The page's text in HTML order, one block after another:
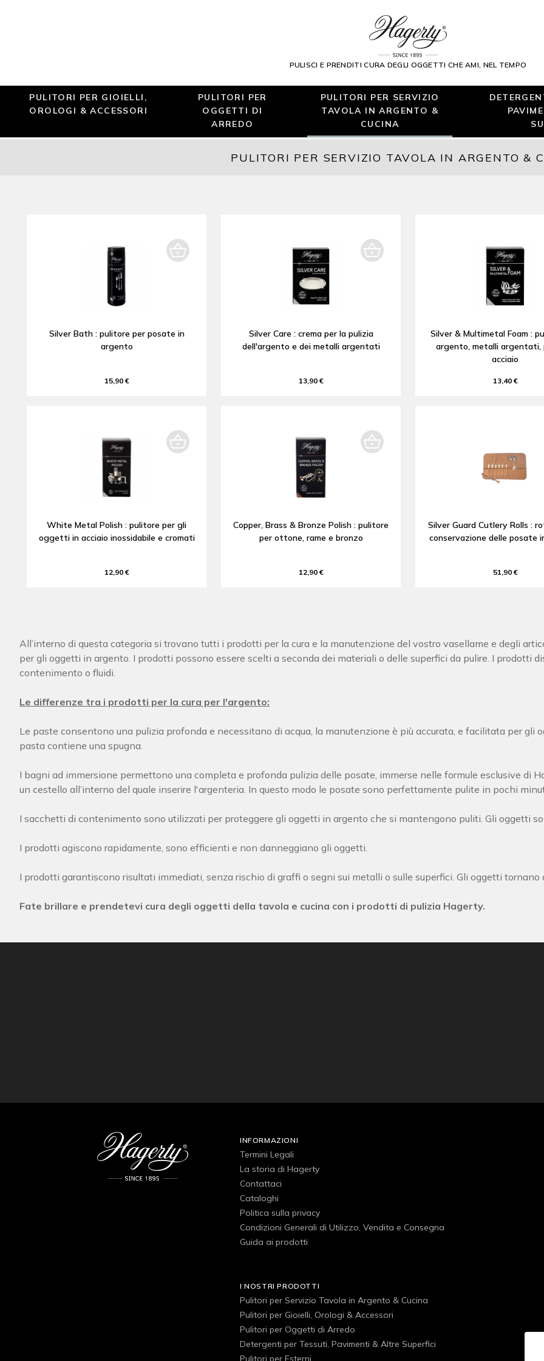
PULISCI E PRENDITI CURA DEGLI OGGETTI CHE AMI, NEL TEMPO
PULITORI PER GIOIELLI,
OROLOGI & ACCESSORI
PULITORI PER
OGGETTI DI
ARREDO
PULITORI PER SERVIZIO
TAVOLA IN ARGENTO &
CUCINA
PULITORI PER SERVIZIO TAVOLA IN ARGENTO &
Silver Bath : pulitore per posate in
argento
15,90 €
Silver Care : crema per la pulizia
dell'argento e dei metalli argentati
13,90 €
Silver & Multimetal Foam :
argento, metalli argentati,
acciaio
13,40 €
White Metal Polish : pulitore per gli
oggetti in acciaio inossidabile e cromati
12,90 €
Copper, Brass & Bronze Polish : pulitore
per ottone, rame e bronzo
12,90 €
Silver Guard Cutlery Rolls :
conservazione delle posate
51,90 €
All’interno di questa categoria si trovano tutti i prodotti per la cura e la manutenzione del vostro vasellame e degli
per gli oggetti in argento. I prodotti possono essere scelti a seconda dei materiali o delle superfici da pulire. I prodotti
contenimento o fluidi.
Le differenze tra i prodotti per la cura per l'argento:
Le paste consentono una pulizia profonda e necessitano di acqua, la manutenzione è più accurata, e facilitata per
pasta contiene una spugna.
I bagni ad immersione permettono una completa e profonda pulizia delle posate, immerse nelle formule esclusive di
un cestello all’interno del quale inserire l'argenteria. In questo modo le posate sono perfettamente pulite in pochi
I sacchetti di contenimento sono utilizzati per proteggere gli oggetti in argento che si mantengono puliti. Gli oggetti
I prodotti agiscono rapidamente, sono efficienti e non danneggiano gli oggetti.
I prodotti garantiscono risultati immediati, senza rischio di graffi o segni sui metalli o sulle superfici. Gli oggetti tornano
Fate brillare e prendetevi cura degli oggetti della tavola e cucina con i prodotti di pulizia Hagerty.
INFORMAZIONI
Termini Legali
La storia di Hagerty
Contattaci
Cataloghi
Politica sulla privacy
Condizioni Generali di Utilizzo, Vendita e Consegna
Guida ai prodotti
I NOSTRI PRODOTTI
Pulitori per Servizio Tavola in Argento & Cucina
Pulitori per Gioielli, Orologi & Accessori
Pulitori per Oggetti di Arredo
Detergenti per Tessuti, Pavimenti & Altre Superfici
Pulitori per Esterni